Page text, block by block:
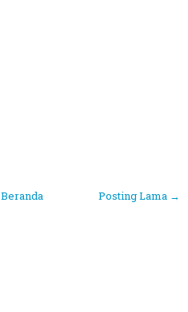
Posting Lama →
Beranda